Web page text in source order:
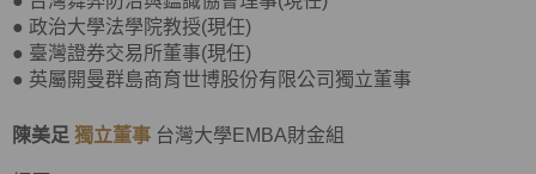
● 政治大學法學院教授(現任)
● 臺灣證券交易所董事(現任)
● 英屬開曼群島商育世博股份有限公司獨立董事
陳美足 獨立董事 台灣大學EMBA財金組